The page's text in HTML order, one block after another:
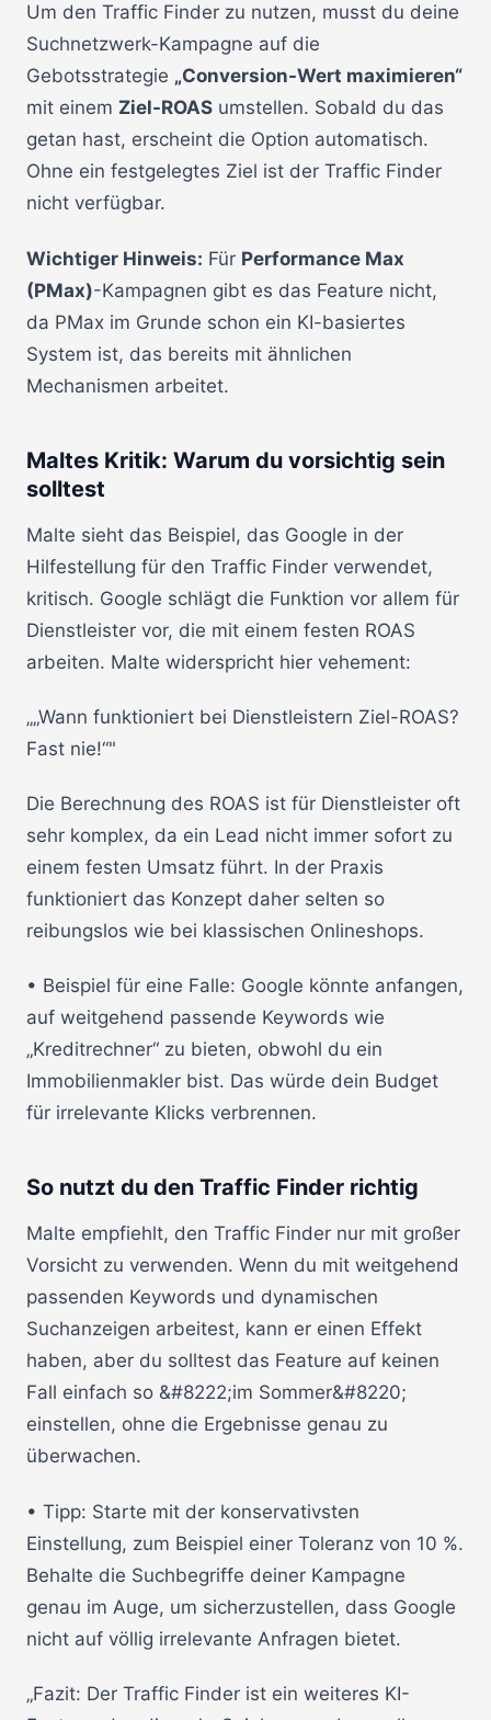
Um den Traffic Finder zu nutzen, musst du deine
Suchnetzwerk-Kampagne auf die
Gebotsstrategie „Conversion-Wert maximieren“
mit einem Ziel-ROAS umstellen. Sobald du das
getan hast, erscheint die Option automatisch.
Ohne ein festgelegtes Ziel ist der Traffic Finder
nicht verfügbar.
Wichtiger Hinweis: Für Performance Max
(PMax)-Kampagnen gibt es das Feature nicht,
da PMax im Grunde schon ein KI-basiertes
System ist, das bereits mit ähnlichen
Mechanismen arbeitet.
Maltes Kritik: Warum du vorsichtig sein
solltest
Malte sieht das Beispiel, das Google in der
Hilfestellung für den Traffic Finder verwendet,
kritisch. Google schlägt die Funktion vor allem für
Dienstleister vor, die mit einem festen ROAS
arbeiten. Malte widerspricht hier vehement:
„„Wann funktioniert bei Dienstleistern Ziel-ROAS?
Fast nie!“"
Die Berechnung des ROAS ist für Dienstleister oft
sehr komplex, da ein Lead nicht immer sofort zu
einem festen Umsatz führt. In der Praxis
funktioniert das Konzept daher selten so
reibungslos wie bei klassischen Onlineshops.
• Beispiel für eine Falle: Google könnte anfangen,
auf weitgehend passende Keywords wie
„Kreditrechner“ zu bieten, obwohl du ein
Immobilienmakler bist. Das würde dein Budget
für irrelevante Klicks verbrennen.
So nutzt du den Traffic Finder richtig
Malte empfiehlt, den Traffic Finder nur mit großer
Vorsicht zu verwenden. Wenn du mit weitgehend
passenden Keywords und dynamischen
Suchanzeigen arbeitest, kann er einen Effekt
haben, aber du solltest das Feature auf keinen
Fall einfach so &#8222;im Sommer&#8220;
einstellen, ohne die Ergebnisse genau zu
überwachen.
• Tipp: Starte mit der konservativsten
Einstellung, zum Beispiel einer Toleranz von 10 %.
Behalte die Suchbegriffe deiner Kampagne
genau im Auge, um sicherzustellen, dass Google
nicht auf völlig irrelevante Anfragen bietet.
„Fazit: Der Traffic Finder ist ein weiteres KI-